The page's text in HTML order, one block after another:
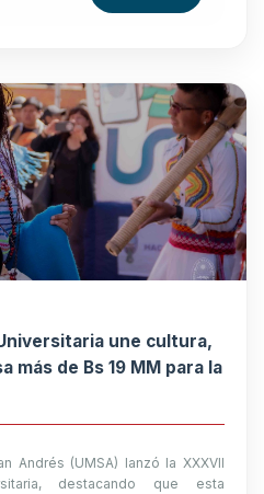
une cultura,
más de Bs 19 MM para la
Andrés (UMSA) lanzó la XXXVII
destacando que esta